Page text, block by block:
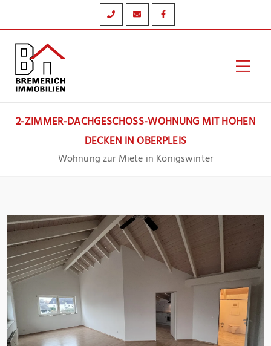
Inhalt
springen
2-ZIMMER-DACHGESCHOSS-WOHNUNG MIT HOHEN
DECKEN IN OBERPLEIS
Wohnung zur Miete in Königswinter